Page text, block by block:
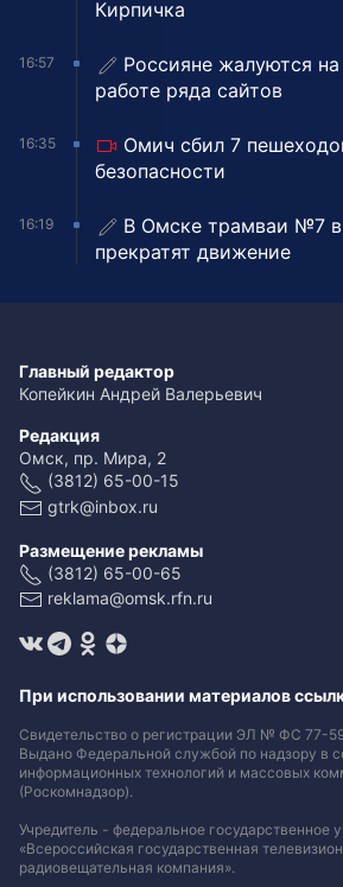
Кирпичка
16:57
Россияне жалуются
работе ряда сайтов
16:35
Омич сбил 7
безопасности
16:19
В Омске трамваи №7
прекратят движение
Главный редактор
Копейкин Андрей Валерьевич
Редакция
Омск, пр. Мира, 2
(3812) 65-00-15
gtrk@inbox.ru
Размещение рекламы
(3812) 65-00-65
reklama@omsk.rfn.ru
При использовании материалов
Свидетельство о регистрации ЭЛ № ФС 77-
Выдано Федеральной службой по надзору в
информационных технологий и массовых
(Роскомнадзор).
Учредитель - федеральное государственное
«Всероссийская государственная
радиовещательная компания».